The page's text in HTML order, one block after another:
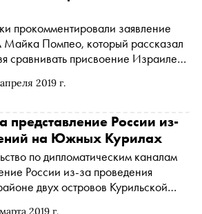
2019 г.
прокомментировали заявление
Помпео, который рассказал
сравнивать присвоение Израилем
2019 г.
представление России из-
на Южных Курилах
по дипломатическим каналам
России из-за проведения
двух островов Курильской